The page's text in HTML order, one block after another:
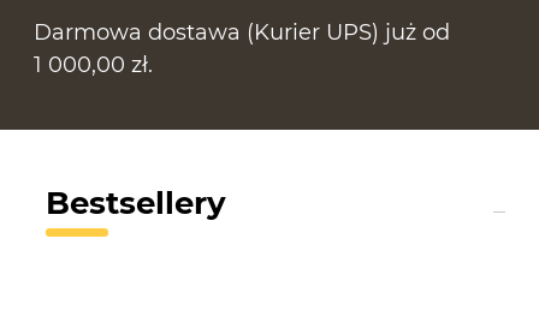
Darmowa dostawa (Kurier UPS) już od
1 000,00 zł.
Bestsellery